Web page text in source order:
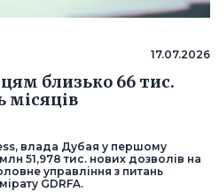
17.07.2026
близько 66 тис.
місяців
влада Дубая у першому
51,978 тис. нових дозволів на
управління з питань
GDRFA.